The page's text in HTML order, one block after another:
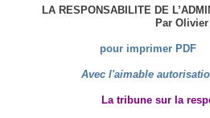
LA RESPONSABILITE DE
Par
pour imprimer PDF
Avec l'aimable
La tribune sur la